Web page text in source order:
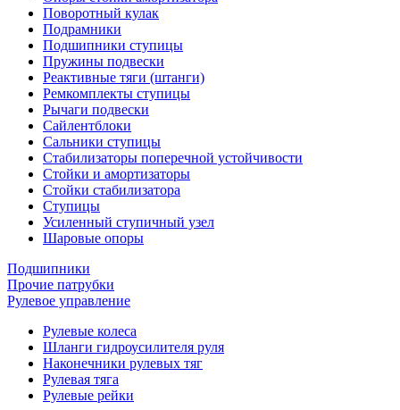
Поворотный кулак
Подрамники
Подшипники ступицы
Пружины подвески
Реактивные тяги (штанги)
Ремкомплекты ступицы
Рычаги подвески
Сайлентблоки
Сальники ступицы
Стабилизаторы поперечной устойчивости
Стойки и амортизаторы
Стойки стабилизатора
Ступицы
Усиленный ступичный узел
Шаровые опоры
Подшипники
Прочие патрубки
Рулевое управление
Рулевые колеса
Шланги гидроусилителя руля
Наконечники рулевых тяг
Рулевая тяга
Рулевые рейки